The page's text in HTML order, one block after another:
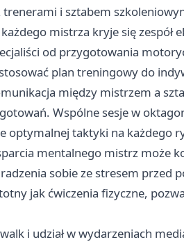
trenerami i sztabem
mistrza kryje się
od przygotowania
plan treningowy do
między mistrzem a
Wspólne sesje w
optymalnej taktyki na każdego
mentalnego mistrz może
sobie ze stresem przed
jak ćwiczenia fizyczne,
i udział w wydarzeniach